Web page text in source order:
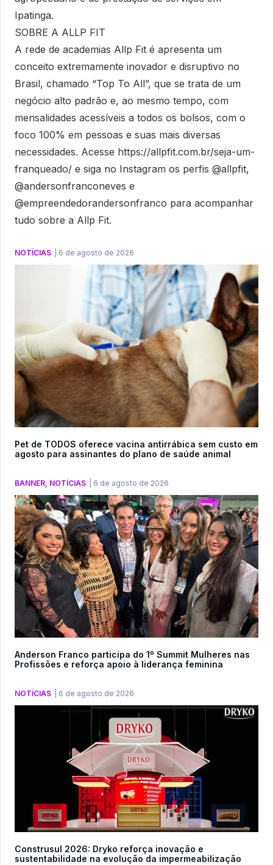
Ipatinga.
SOBRE A ALLP FIT
A rede de academias Allp Fit é apresenta um
conceito extremamente inovador e disruptivo no
Brasil, chamado “Top To All”, que se trata de um
negócio alto padrão e, ao mesmo tempo, com
mensalidades acessíveis a todos os bolsos, com o
foco 100% em pessoas e suas mais diversas
necessidades. Acesse https://allpfit.com.br/seja-um-
franqueado/ e siga no Instagram os perfis @allpfit,
@andersonfranconeves e
@empreendedorandersonfranco para acompanhar
tudo sobre a Allp Fit.
NOTÍCIAS 6 de agosto de 2026
Pet de TODOS oferece vacina antirrábica sem custo em
agosto para assinantes do plano de saúde animal
BANNER NOTÍCIAS 6 de agosto de 2026
Anderson Franco participa do 1º Summit Mulheres nas
Profissões e reforça apoio à liderança feminina
NOTÍCIAS 6 de agosto de 2026
Construsul 2026: Dryko reforça inovação e
sustentabilidade na evolução da impermeabilização